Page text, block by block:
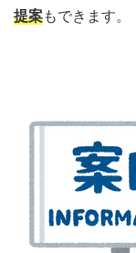
提案もできます。